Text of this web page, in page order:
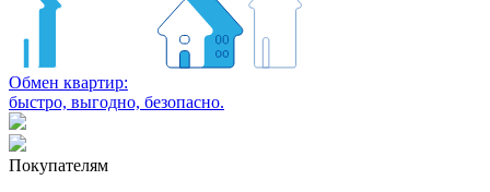
Обмен квартир:
быстро, выгодно, безопасно.
Покупателям